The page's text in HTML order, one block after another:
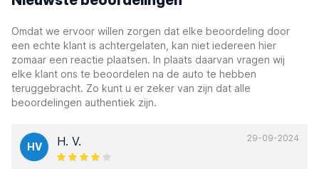
Omdat we ervoor willen zorgen dat elke beoordeling door
een echte klant is achtergelaten, kan niet iedereen hier
zomaar een reactie plaatsen. In plaats daarvan vragen wij
elke klant ons te beoordelen na de auto te hebben
teruggebracht. Zo kunt u er zeker van zijn dat alle
beoordelingen authentiek zijn.
29-09-2024
HV H. V.